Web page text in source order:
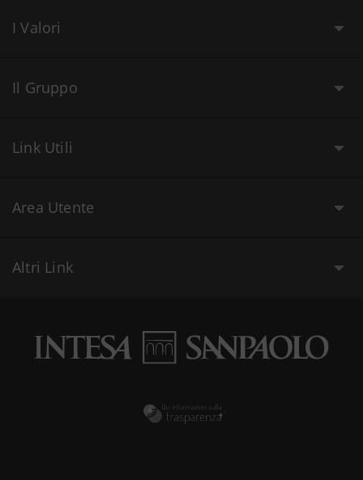
I Valori
Il Gruppo
Link Utili
Area Utente
Altri Link